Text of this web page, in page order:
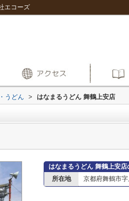
エコーズ
うどん > はなまるうどん 舞鶴上安店
はなまるうどん 舞鶴上安店
所在地
京都府舞鶴市